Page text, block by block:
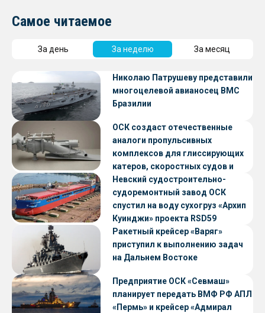
Самое читаемое
За день За неделю За месяц
Николаю Патрушеву представили
многоцелевой авианосец ВМС
Бразилии
ОСК создаст отечественные
аналоги пропульсивных
комплексов для глиссирующих
катеров, скоростных судов и
судов с малой осадкой
Невский судостроительно-
судоремонтный завод ОСК
спустил на воду сухогруз «Архип
Куинджи» проекта RSD59
Ракетный крейсер «Варяг»
приступил к выполнению задач
на Дальнем Востоке
Предприятие ОСК «Севмаш»
планирует передать ВМФ РФ АПЛ
«Пермь» и крейсер «Адмирал